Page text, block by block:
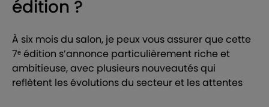
édition ?
À six mois du salon, je peux vous assurer que cette
7ᵉ édition s’annonce particulièrement riche et
ambitieuse, avec plusieurs nouveautés qui
reflètent les évolutions du secteur et les attentes